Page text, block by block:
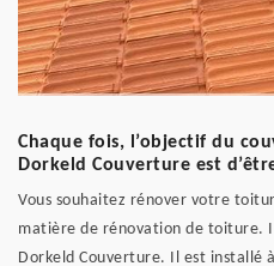
Chaque fois, l’objectif du
Dorkeld Couverture est
Vous souhaitez rénover votre
matière de rénovation de toiture.
Dorkeld Couverture. Il est installé